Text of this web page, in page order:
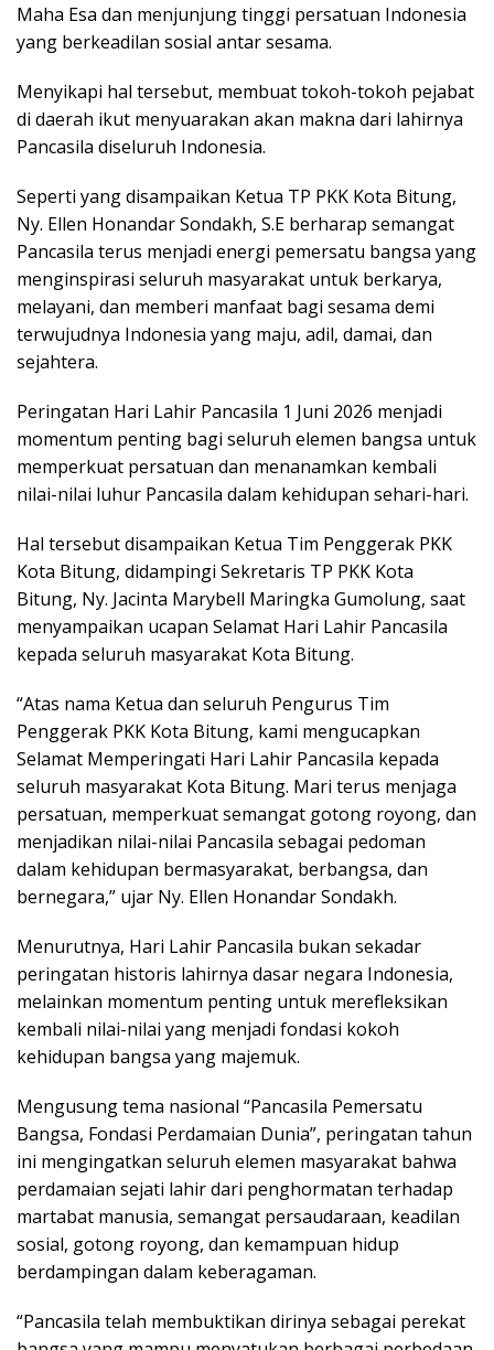
Maha Esa dan menjunjung tinggi persatuan Indonesia
yang berkeadilan sosial antar sesama.
Menyikapi hal tersebut, membuat tokoh-tokoh pejabat
di daerah ikut menyuarakan akan makna dari lahirnya
Pancasila diseluruh Indonesia.
Seperti yang disampaikan Ketua TP PKK Kota Bitung,
Ny. Ellen Honandar Sondakh, S.E berharap semangat
Pancasila terus menjadi energi pemersatu bangsa yang
menginspirasi seluruh masyarakat untuk berkarya,
melayani, dan memberi manfaat bagi sesama demi
terwujudnya Indonesia yang maju, adil, damai, dan
sejahtera.
Peringatan Hari Lahir Pancasila 1 Juni 2026 menjadi
momentum penting bagi seluruh elemen bangsa untuk
memperkuat persatuan dan menanamkan kembali
nilai-nilai luhur Pancasila dalam kehidupan sehari-hari.
Hal tersebut disampaikan Ketua Tim Penggerak PKK
Kota Bitung, didampingi Sekretaris TP PKK Kota
Bitung, Ny. Jacinta Marybell Maringka Gumolung, saat
menyampaikan ucapan Selamat Hari Lahir Pancasila
kepada seluruh masyarakat Kota Bitung.
“Atas nama Ketua dan seluruh Pengurus Tim
Penggerak PKK Kota Bitung, kami mengucapkan
Selamat Memperingati Hari Lahir Pancasila kepada
seluruh masyarakat Kota Bitung. Mari terus menjaga
persatuan, memperkuat semangat gotong royong, dan
menjadikan nilai-nilai Pancasila sebagai pedoman
dalam kehidupan bermasyarakat, berbangsa, dan
bernegara,” ujar Ny. Ellen Honandar Sondakh.
Menurutnya, Hari Lahir Pancasila bukan sekadar
peringatan historis lahirnya dasar negara Indonesia,
melainkan momentum penting untuk merefleksikan
kembali nilai-nilai yang menjadi fondasi kokoh
kehidupan bangsa yang majemuk.
Mengusung tema nasional “Pancasila Pemersatu
Bangsa, Fondasi Perdamaian Dunia”, peringatan tahun
ini mengingatkan seluruh elemen masyarakat bahwa
perdamaian sejati lahir dari penghormatan terhadap
martabat manusia, semangat persaudaraan, keadilan
sosial, gotong royong, dan kemampuan hidup
berdampingan dalam keberagaman.
“Pancasila telah membuktikan dirinya sebagai perekat